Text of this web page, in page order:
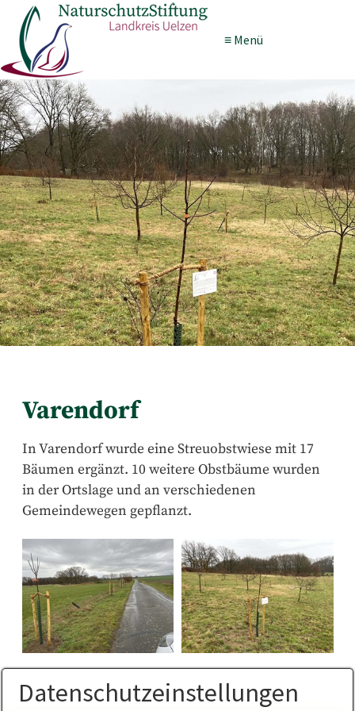
≡ Menü
Varendorf
In Varendorf wurde eine Streuobstwiese mit 17
Bäumen ergänzt. 10 weitere Obstbäume wurden
in der Ortslage und an verschiedenen
Gemeindewegen gepflanzt.
Datenschutzeinstellungen